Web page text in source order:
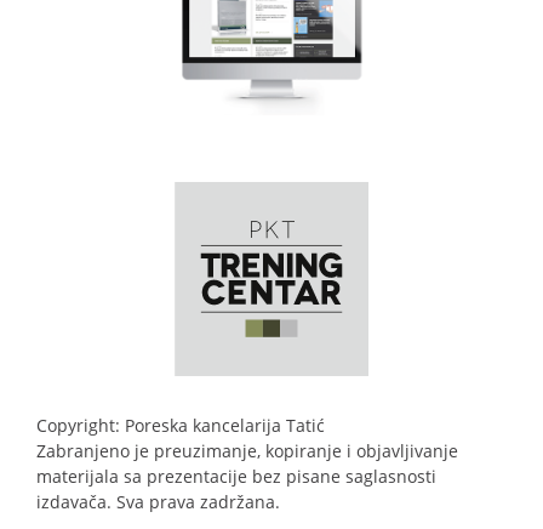
Copyright: Poreska kancelarija Tatić
Zabranjeno je preuzimanje, kopiranje i objavljivanje
materijala sa prezentacije bez pisane saglasnosti
izdavača. Sva prava zadržana.